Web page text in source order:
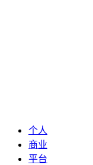
个人
商业
平台